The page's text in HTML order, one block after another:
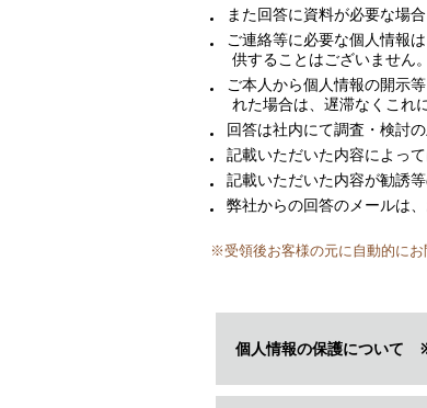
また回答に資料が必要な場
ご連絡等に必要な個人情報
供することはございません。
ご本人から個人情報の開示
れた場合は、遅滞なくこれ
回答は社内にて調査・検討
記載いただいた内容によっ
記載いただいた内容が勧誘
弊社からの回答のメールは
※受領後お客様の元に自動的にお
個人情報の保護について